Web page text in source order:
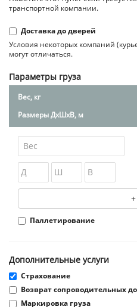
транспортной компании.
Доставка до дверей
Условия некоторых компаний
могут отличаться.
Параметры груза
Вес, кг
Размеры ДxШxВ, м
+
Паллетирование
Дополнительные услуги
Страхование
Возврат сопроводительных
Маркировка груза